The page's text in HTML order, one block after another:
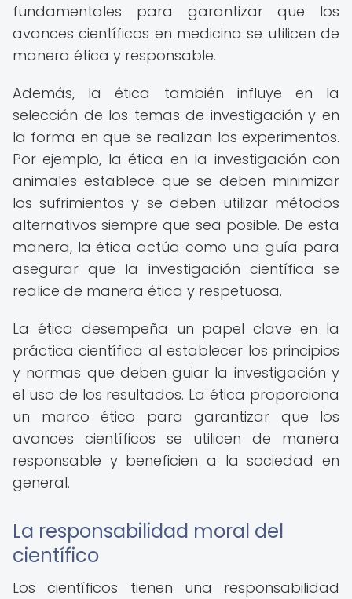
fundamentales para garantizar que los
avances científicos en medicina se utilicen de
manera ética y responsable.
Además, la ética también influye en la
selección de los temas de investigación y en
la forma en que se realizan los experimentos.
Por ejemplo, la ética en la investigación con
animales establece que se deben minimizar
los sufrimientos y se deben utilizar métodos
alternativos siempre que sea posible. De esta
manera, la ética actúa como una guía para
asegurar que la investigación científica se
realice de manera ética y respetuosa.
La ética desempeña un papel clave en la
práctica científica al establecer los principios
y normas que deben guiar la investigación y
el uso de los resultados. La ética proporciona
un marco ético para garantizar que los
avances científicos se utilicen de manera
responsable y beneficien a la sociedad en
general.
La responsabilidad moral del
científico
Los científicos tienen una responsabilidad